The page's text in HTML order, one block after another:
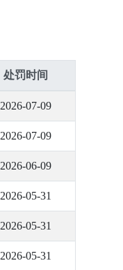
处罚时间
2026-07-09
2026-07-09
2026-06-09
2026-05-31
2026-05-31
2026-05-31